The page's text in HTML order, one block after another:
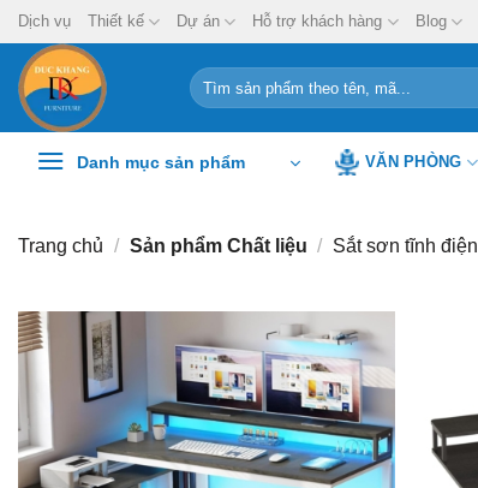
Chuyển
đến
nội
dung
Dịch vụ Thiết kế Dự án Hỗ trợ khách hàng Blog
Tìm
kiếm:
Danh mục sản phẩm VĂN PHÒNG
Trang chủ / Sản phẩm Chất liệu / Sắt sơn tĩnh điện